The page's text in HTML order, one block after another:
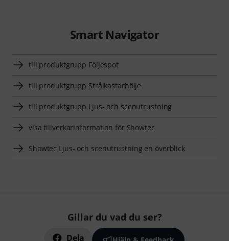
Smart Navigator
till produktgrupp Följespot
till produktgrupp Strålkastarhölje
till produktgrupp Ljus- och scenutrustning
visa tillverkarinformation för Showtec
Showtec Ljus- och scenutrustning en överblick
Gillar du vad du ser?
Dela